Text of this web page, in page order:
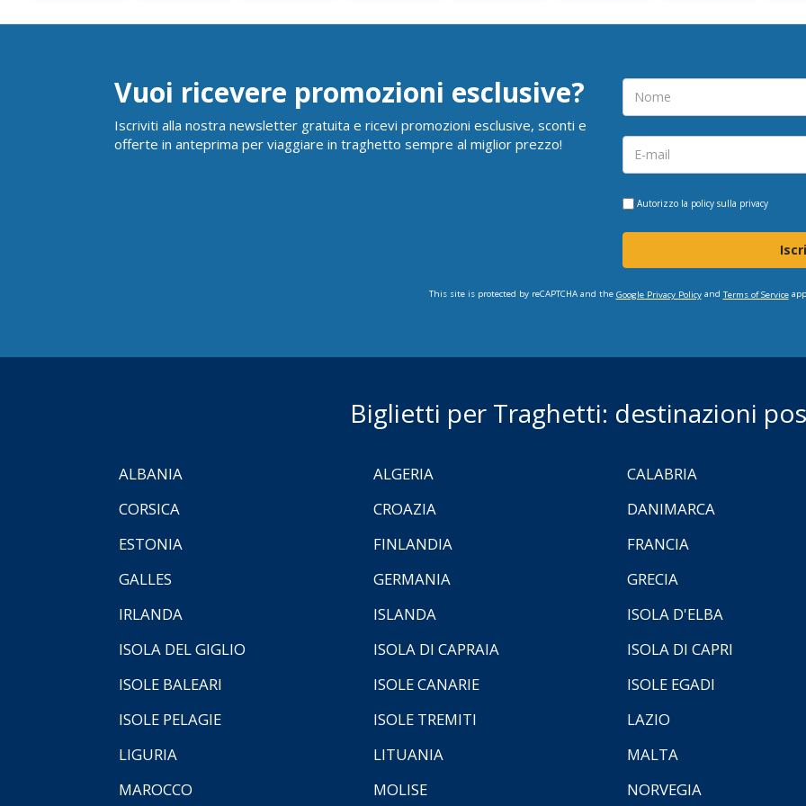
Vuoi ricevere promozioni esclusive?
Iscriviti alla nostra newsletter gratuita e ricevi promozioni esclusive, sconti e
offerte in anteprima per viaggiare in traghetto sempre al miglior prezzo!
Autorizzo la policy sulla privacy
This site is protected by reCAPTCHA and the Google Privacy Policyand Terms of Service
Biglietti per Traghetti: destinazioni
ALBANIA ALGERIA CALABRIA
CORSICA
CROAZIA DANIMARCA
ESTONIA
FINLANDIA FRANCIA
GALLES
GERMANIA GRECIA
IRLANDA
ISLANDA ISOLA D'ELBA
ISOLA DEL GIGLIO
ISOLA DI CAPRAIA ISOLA DI CAPRI
ISOLE BALEARI
ISOLE CANARIE ISOLE EGADI
ISOLE PELAGIE
ISOLE TREMITI LAZIO
LIGURIA
LITUANIA MALTA
MAROCCO
MOLISE NORVEGIA